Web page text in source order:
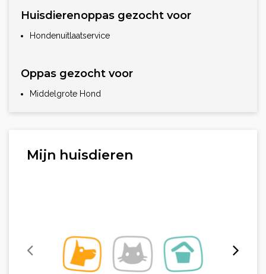
Huisdierenoppas gezocht voor
Hondenuitlaatservice
Oppas gezocht voor
Middelgrote Hond
Mijn huisdieren